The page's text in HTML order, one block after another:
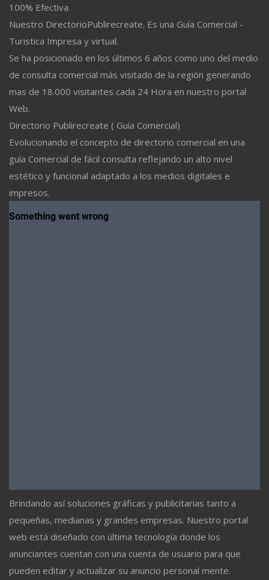
100% Efectiva.
Nuestro DirectorioPublirecreate. Es una Guía Comercial -
Turistica Impresa y virtual.
Se ha posicionado en los últimos 6 años como uno del medio
de consulta comercial más visitado de la región generando
mas de 18.000 visitantes cada 24 Hora en nuestro portal
Web.
Directorio Publirecreate ( Guía Comercial)
Evolucionando el concepto de directorio comercial en una
guía Comercial de fácil consulta reflejando un alto nivel
estético y funcional adaptado a los medios digitales e
impresos.
Brindando así soluciones gráficas y publicitarias tanto a
pequeñas, medianas y grandes empresas. Nuestro portal
web está diseñado con última tecnología donde los
anunciantes cuentan con una cuenta de usuario para que
pueden editar y actualizar su anuncio personal mente.